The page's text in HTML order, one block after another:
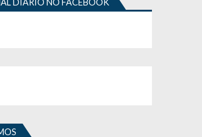
DIÁRIO NO FACEBOOK